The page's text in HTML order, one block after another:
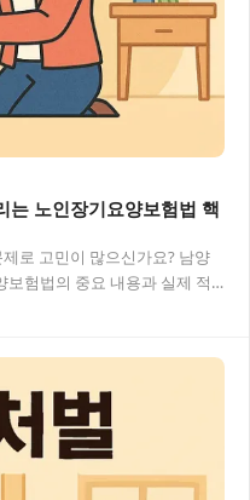
는 노인장기요양보험법 핵
로 고민이 많으신가요? 남양
험법의 중요 내용과 실제 적
를 쉽게…